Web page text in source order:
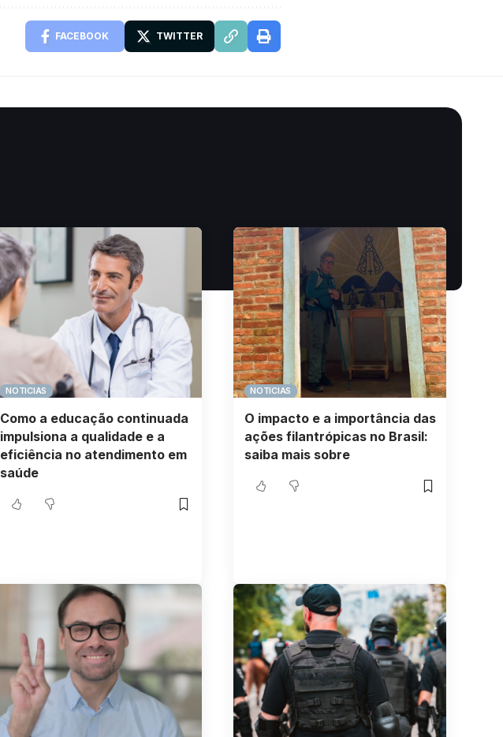
FACEBOOK TWITTER
NOTICIAS
Como a educação continuada
impulsiona a qualidade e a
eficiência no atendimento em
saúde
NOTICIAS
O impacto e a importância das
ações filantrópicas no Brasil:
saiba mais sobre